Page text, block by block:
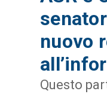
nuovo
Questo